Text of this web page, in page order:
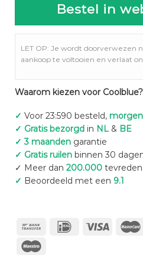
Bestel in
LET OP: Je wordt doorverwezen
aankoop te voltooien en verlaat
Waarom kiezen voor Coolblue?
✓ Voor 23:590 besteld,
✓ Gratis bezorgd in NL& BE
✓ 3 maanden garantie
✓ Gratis ruilenbinnen 30
✓ Meer dan 200.000tevreden
✓ Beoordeeld met een 9.1